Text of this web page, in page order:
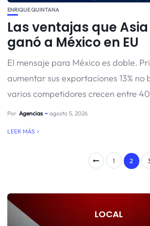
ENRIQUE QUINTANA
Las ventajas que
ganó a México en EU
El mensaje para México es doble.
aumentar sus exportaciones 13% no
varios competidores crecen entre
Por Agencias agosto 5, 2026
LEER MÁS
1 2
LOCAL